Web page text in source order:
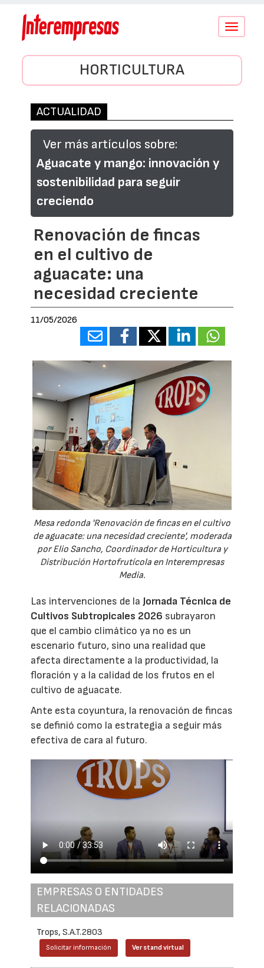
Conmutar
HORTICULTURA
ACTUALIDAD
Ver más artículos sobre:
Aguacate y mango: innovación y
sostenibilidad para seguir
creciendo
Renovación de fincas
en el cultivo de
aguacate: una
necesidad creciente
11/05/2026
Mesa redonda 'Renovación de fincas en el cultivo
de aguacate: una necesidad creciente', moderada
por Elio Sancho, Coordinador de Horticultura y
Distribución Hortofrutícola en Interempresas
Media.
Las intervenciones de la Jornada Técnica de
Cultivos Subtropicales 2026 subrayaron
que el cambio climático ya no es un
escenario futuro, sino una realidad que
afecta directamente a la productividad, la
floración y a la calidad de los frutos en el
cultivo de aguacate.
Ante esta coyuntura, la renovación de fincas
se definió como la estrategia a seguir más
efectiva de cara al futuro.
EMPRESAS O ENTIDADES
RELACIONADAS
Trops, S.A.T.2803
Solicitar información Ver stand virtual